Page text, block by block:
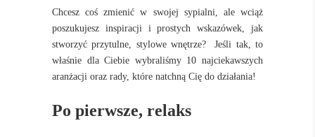
Chcesz coś zmienić w swojej sypialni, ale wciąż
poszukujesz inspiracji i prostych wskazówek, jak
stworzyć przytulne, stylowe wnętrze? Jeśli tak, to
właśnie dla Ciebie wybraliśmy 10 najciekawszych
aranżacji oraz rady, które natchną Cię do działania!
Po pierwsze, relaks